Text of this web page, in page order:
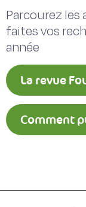
Parcourez les
faites vos
année
La revue
Comment